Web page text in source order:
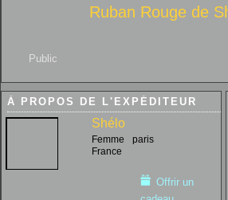
Public
Ruban Rouge de
À PROPOS DE L'EXPÉDITEUR
Shélo
Femme
paris
France
Offrir un